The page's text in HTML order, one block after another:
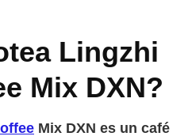
Lingzhi
Mix DXN?
Mix DXN es un café